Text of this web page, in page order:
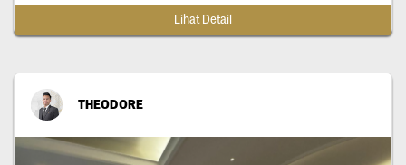
Lihat Detail
THEODORE